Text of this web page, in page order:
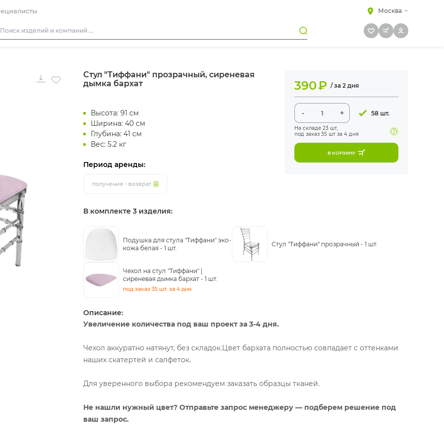
Москва
Стул "Тиффани" прозрачный, сиреневая
дымка бархат
Высота: 91 см
Ширина: 40 см
Глубина: 41 см
Вес: 5.2 кг
Период аренды:
получение - возврат
390₽ / за 2 дня
- + 58 шт.
На складе 23 шт,
под заказ 35 шт за 4 дня
В КОРЗИНУ
В комплекте 3 изделия:
Подушка для стула "Тиффани" эко-
кожа белая - 1 шт.
Стул "Тиффани" прозрачный - 1 шт.
Чехол на стул "Тиффани" |
сиреневая дымка бархат - 1 шт.
под заказ 35 шт. за 4 дня
Описание:
Увеличение количества под ваш проект за 3-4 дня.
Чехол аккуратно натянут, без складок.Цвет бархата полностью совпадает с оттенками
наших скатертей и салфеток.
Для уверенного выбора рекомендуем заказать образцы тканей.
Не нашли нужный цвет? Отправьте запрос менеджеру — подберем решение под
ваш запрос.